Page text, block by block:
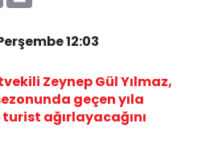
12:03
Zeynep Gül Yılmaz,
geçen yıla
ağırlayacağını